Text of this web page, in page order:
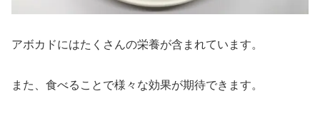
アボカドにはたくさんの栄養が含まれています。
また、食べることで様々な効果が期待できます。